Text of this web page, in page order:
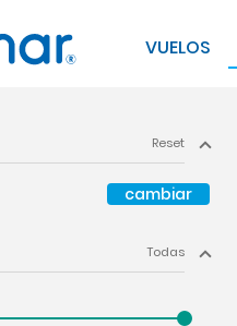
VUELOS
Reset
cambiar
Todas